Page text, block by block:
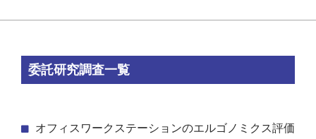
委託研究調査一覧
オフィスワークステーションのエルゴノミクス評価